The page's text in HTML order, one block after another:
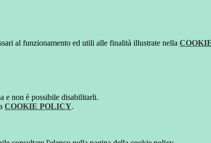
al funzionamento ed utili alle finalità illustrate nella
e non è possibile disabilitarli.
COOKIE POLICY.